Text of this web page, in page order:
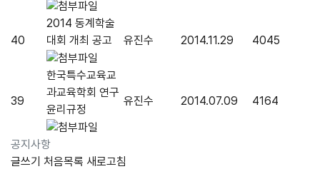
공지사항
40
2014 동계학술
대회 개최 공고
유진수 2014.11.29 4045
39
한국특수교육교
과교육학회 연구
윤리규정
유진수 2014.07.09 4164
글쓰기 처음목록 새로고침